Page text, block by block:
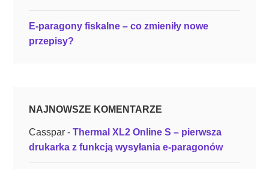
w
z
ą
z
r
E-paragony fiskalne – co zmieniły nowe
przepisy?
NAJNOWSZE KOMENTARZE
Casspar- Thermal XL2 Online S – pierwsza
drukarka z funkcją wysyłania e-paragonów